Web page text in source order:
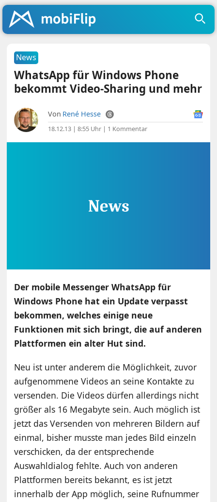
News
WhatsApp für Windows Phone
bekommt Video-Sharing und mehr
Von René Hesse
18.12.13 | 8:55 Uhr | 1 Kommentar
Der mobile Messenger WhatsApp für
Windows Phone hat ein Update verpasst
bekommen, welches einige neue
Funktionen mit sich bringt, die auf anderen
Plattformen ein alter Hut sind.
Neu ist unter anderem die Möglichkeit, zuvor
aufgenommene Videos an seine Kontakte zu
versenden. Die Videos dürfen allerdings nicht
größer als 16 Megabyte sein. Auch möglich ist
jetzt das Versenden von mehreren Bildern auf
einmal, bisher musste man jedes Bild einzeln
verschicken, da der entsprechende
Auswahldialog fehlte. Auch von anderen
Plattformen bereits bekannt, es ist jetzt
innerhalb der App möglich, seine Rufnummer